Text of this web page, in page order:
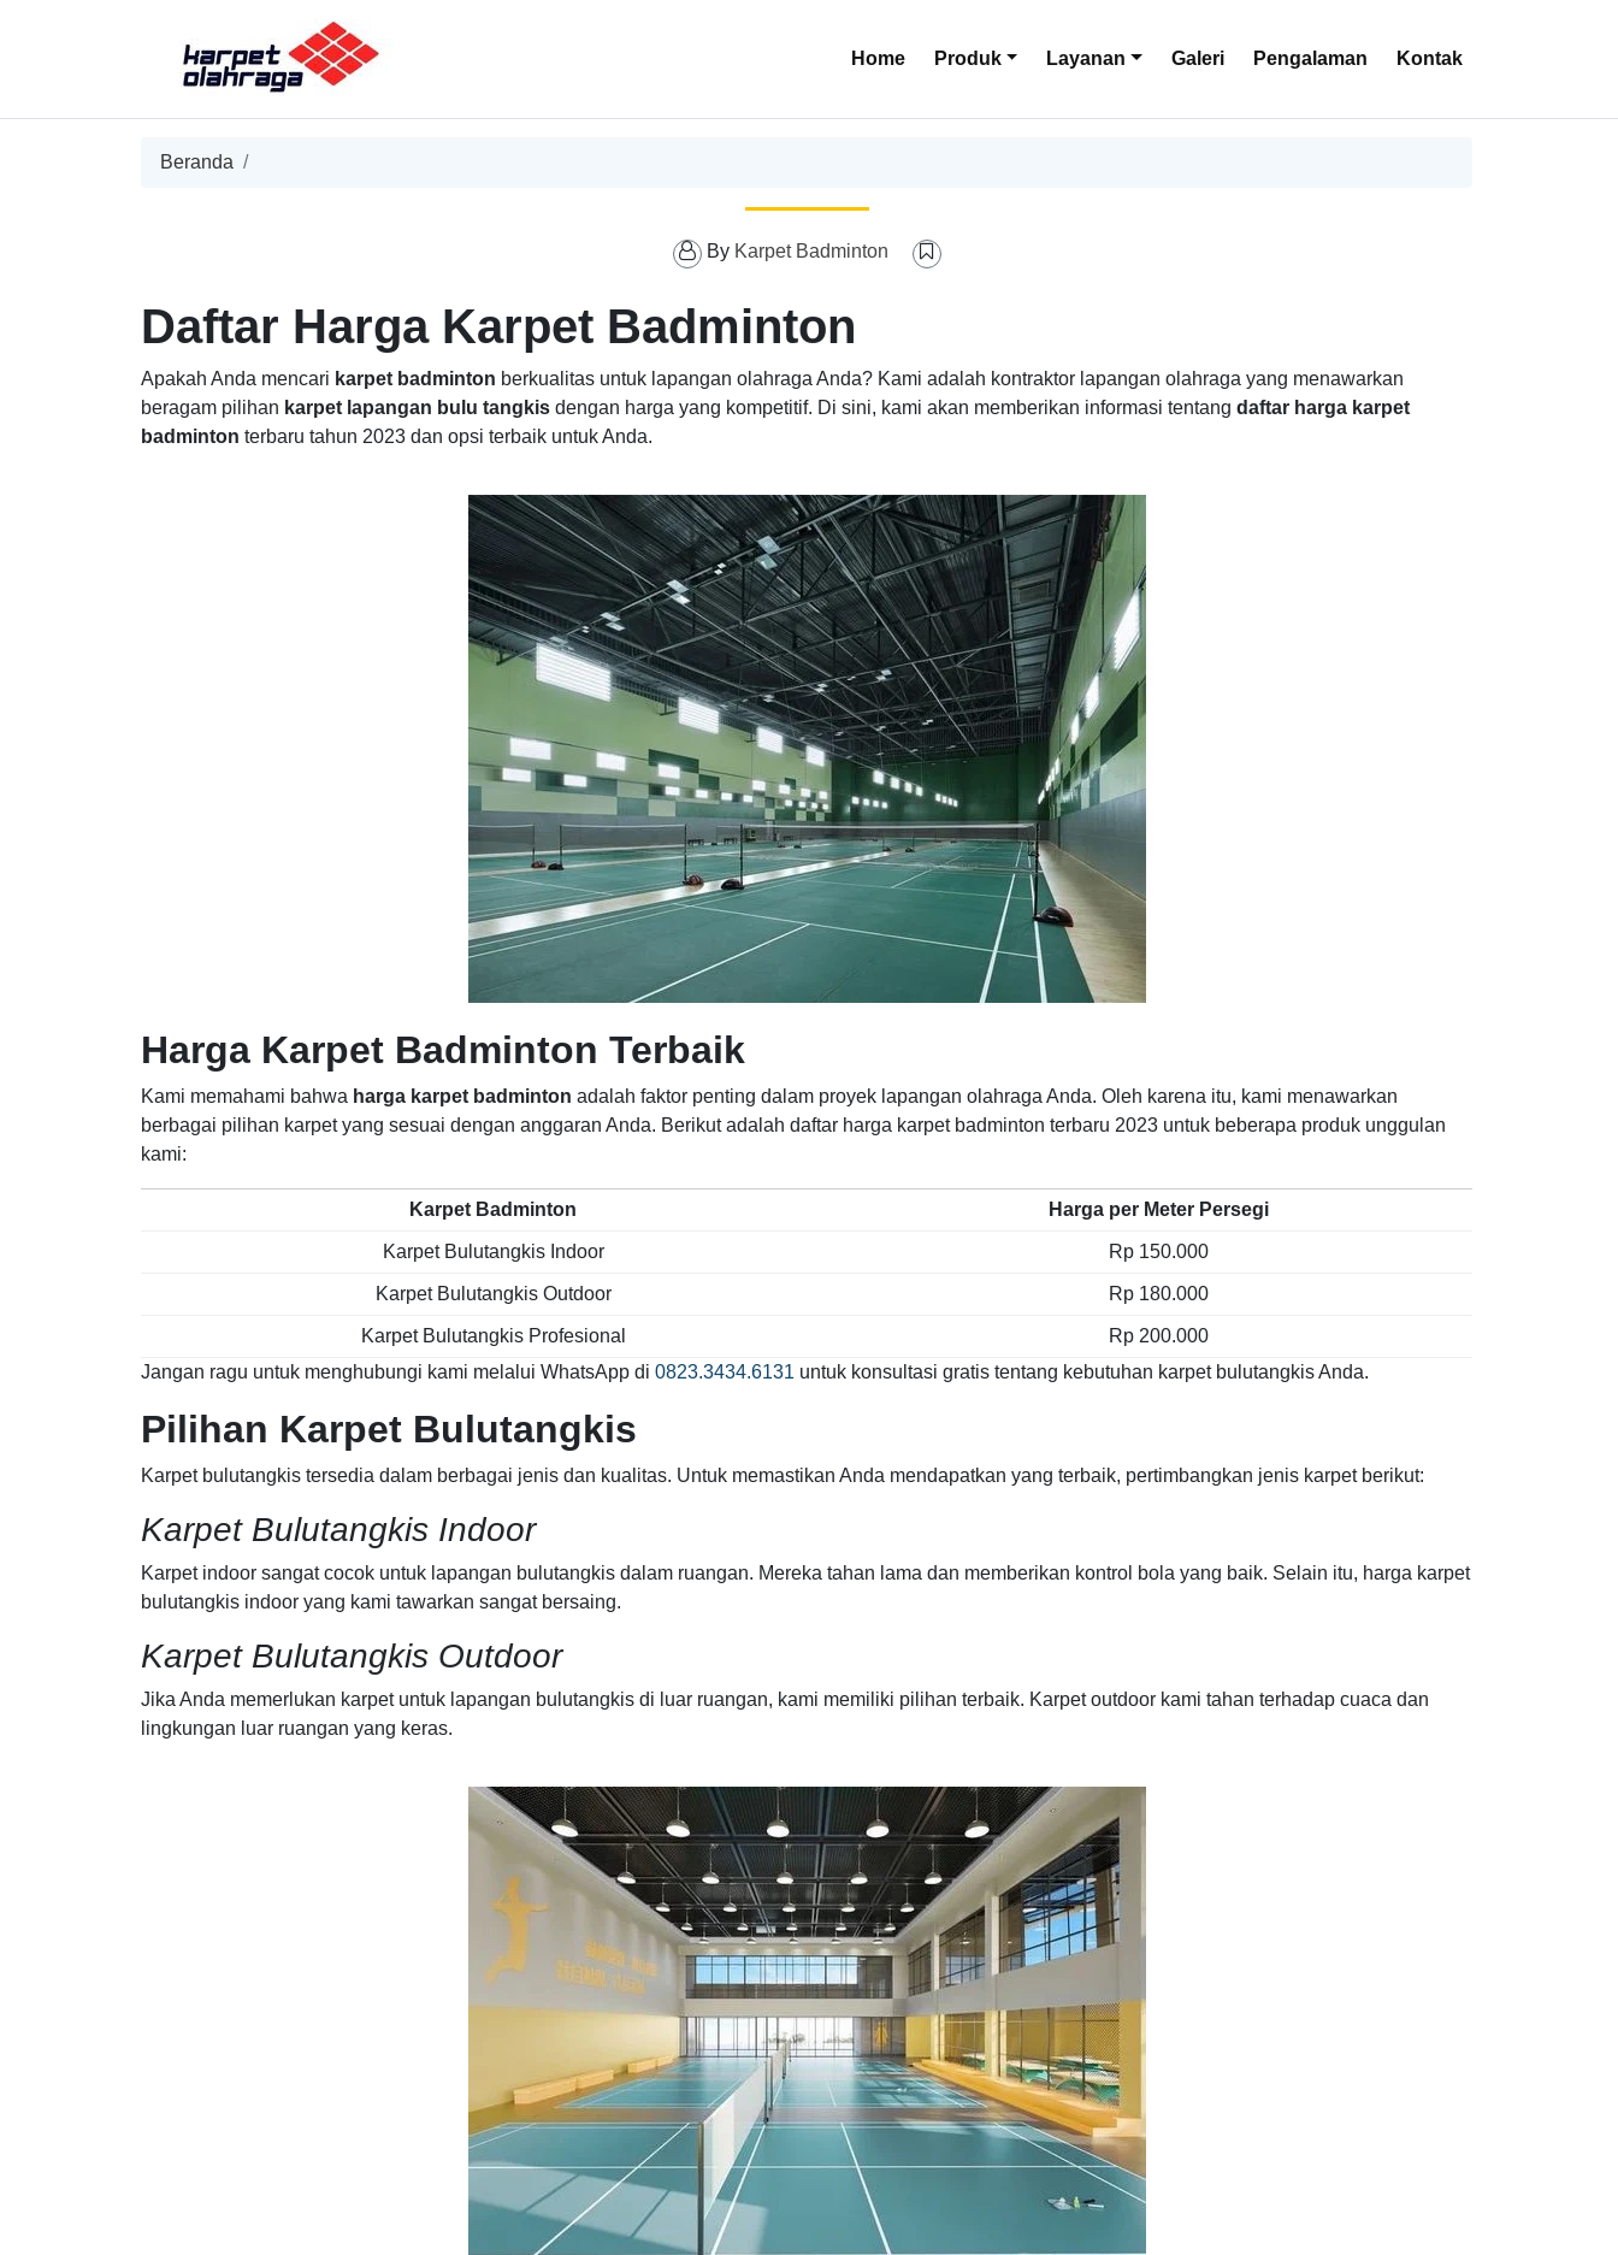
Home Produk Layanan Galeri Pengalaman Kontak
Beranda
By Karpet Badminton
Daftar Harga Karpet Badminton
Apakah Anda mencari karpet badminton berkualitas untuk lapangan olahraga Anda? Kami adalah kontraktor lapangan olahraga yang menawarkan
beragam pilihan karpet lapangan bulu tangkis dengan harga yang kompetitif. Di sini, kami akan memberikan informasi tentang daftar harga karpet
badminton terbaru tahun 2023 dan opsi terbaik untuk Anda.
Harga Karpet Badminton Terbaik
Kami memahami bahwa harga karpet badminton adalah faktor penting dalam proyek lapangan olahraga Anda. Oleh karena itu, kami menawarkan
berbagai pilihan karpet yang sesuai dengan anggaran Anda. Berikut adalah daftar harga karpet badminton terbaru 2023 untuk beberapa produk unggulan
kami:
Karpet Badminton Harga per Meter Persegi
Karpet Bulutangkis Indoor Rp 150.000
Karpet Bulutangkis Outdoor Rp 180.000
Karpet Bulutangkis Profesional
Rp 200.000
Jangan ragu untuk menghubungi kami melalui WhatsApp di 0823.3434.6131 untuk konsultasi gratis tentang kebutuhan karpet bulutangkis Anda.
Pilihan Karpet Bulutangkis
Karpet bulutangkis tersedia dalam berbagai jenis dan kualitas. Untuk memastikan Anda mendapatkan yang terbaik, pertimbangkan jenis karpet berikut:
Karpet Bulutangkis Indoor
Karpet indoor sangat cocok untuk lapangan bulutangkis dalam ruangan. Mereka tahan lama dan memberikan kontrol bola yang baik. Selain itu, harga karpet
bulutangkis indoor yang kami tawarkan sangat bersaing.
Karpet Bulutangkis Outdoor
Jika Anda memerlukan karpet untuk lapangan bulutangkis di luar ruangan, kami memiliki pilihan terbaik. Karpet outdoor kami tahan terhadap cuaca dan
lingkungan luar ruangan yang keras.